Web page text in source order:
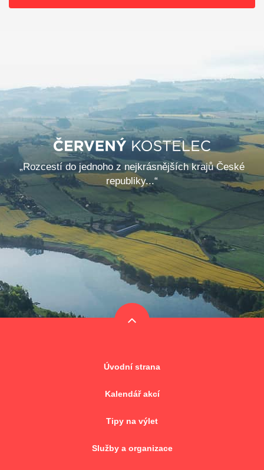
„Rozcestí do jednoho z nejkrásnějších krajů České
republiky...“
Úvodní strana
Kalendář akcí
Tipy na výlet
Služby a organizace